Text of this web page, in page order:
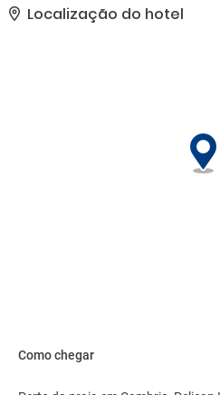
incluem check-out expresso, jornais
balcão de recepção 24 horas.
Localização do hotel
Como chegar